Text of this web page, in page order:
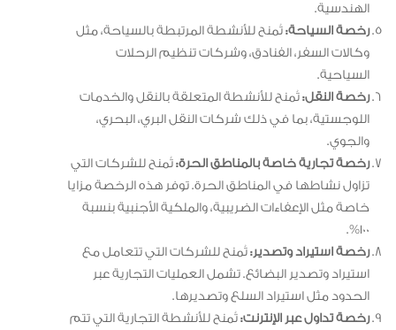
الهندسية.
رخصة السياحة:تُمنح للأنشطة المرتبطة بالسياحة، مثل
وكالات السفر، الفنادق، وشركات تنظيم الرحلات
السياحية.
رخصة النقل:تُمنح للأنشطة المتعلقة بالنقل والخدمات
اللوجستية، بما في ذلك شركات النقل البري، البحري،
والجوي.
رخصة تجارية خاصة بالمناطق الحرة:تُمنح للشركات التي
تزاول نشاطها في المناطق الحرة. توفر هذه الرخصة مزايا
خاصة مثل الإعفاءات الضريبية، والملكية الأجنبية بنسبة
100%.
رخصة استيراد وتصدير:تُمنح للشركات التي تتعامل مع
استيراد وتصدير البضائع. تشمل العمليات التجارية عبر
الحدود مثل استيراد السلع وتصديرها.
رخصة تداول عبر الإنترنت:تُمنح للأنشطة التجارية التي تتم